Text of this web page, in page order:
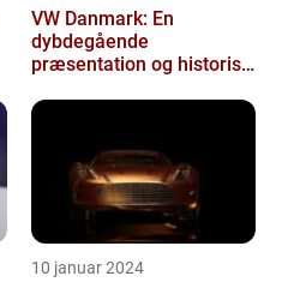
VW Danmark: En
dybdegående
præsentation og historisk
10 januar 2024